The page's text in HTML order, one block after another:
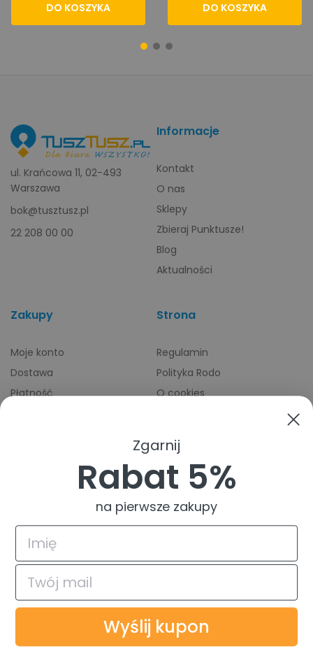
DO KOSZYKA DO KOSZYKA
ul. Krańcowa 11, 02-493
Warszawa
bok@tusztusz.pl
22 208 00 00
Informacje
Kontakt
O nas
Sklepy
Zbieraj Punktusze!
Blog
Aktualności
Zakupy
Moje konto
Dostawa
Płatność
Strona
Regulamin
Polityka Rodo
O cookies
4.9
Na podstawie
© 2026 TuszTusz.pl - Warszawa
Bezpieczeństwo danych dzięki
Zgarnij
Rabat 5%
na pierwsze zakupy
Wyślij kupon